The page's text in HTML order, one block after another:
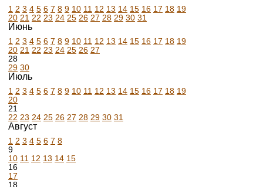
1 2 3 4 5 6 7 8 9 10 11 12 13 14 15 16 17 18 19
20 21 22 23 24 25 26 27 28 29 30 31
Июнь
1 2 3 4 5 6 7 8 9 10 11 12 13 14 15 16 17 18 19
20 21 22 23 24 25 26 27
28
29 30
Июль
1 2 3 4 5 6 7 8 9 10 11 12 13 14 15 16 17 18 19
20
21
22 23 24 25 26 27 28 29 30 31
Август
1 2 3 4 5 6 7 8
9
10 11 12 13 14 15
16
17
18